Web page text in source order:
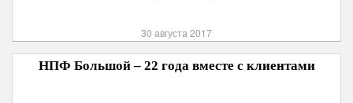
30 августа 2017
НПФ Большой – 22 года вместе с клиентами